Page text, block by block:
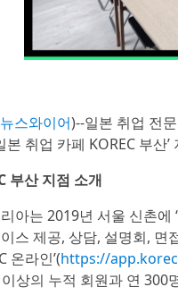
뉴스와이어)--일본 취업 전
본 취업 카페 KOREC 부
부산 지점 소개
아는 2019년 서울 신촌에
스 제공, 상담, 설명회, 면
온라인’(https://
상의 누적 회원과 연 300